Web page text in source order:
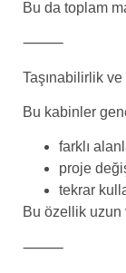
Bu da toplam
⸻
Taşınabilirlik
Bu kabinler
farklı
proje
tekrar
Bu özellik uzun
⸻